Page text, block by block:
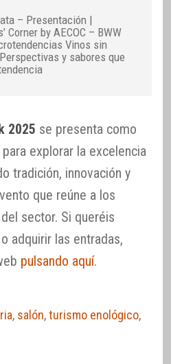
– Presentación |
Corner by AECOC – BWW
Vinos sin
y sabores que
2025 se presenta como
explorar la excelencia
tradición, innovación y
que reúne a los
sector. Si queréis
adquirir las entradas,
pulsando aquí.
, salón,turismo enológico,